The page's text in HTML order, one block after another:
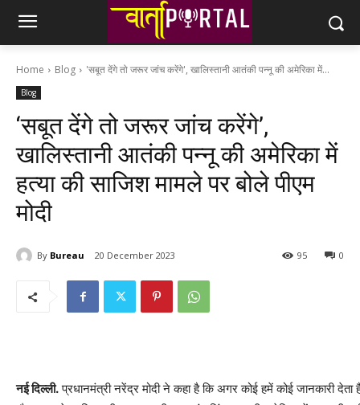
Home Blog 'सबूत देंगे तो जरूर जांच करेंगे', खालिस्‍तानी आतंकी पन्‍नू की अमेरिका में...
Blog
‘सबूत देंगे तो जरूर जांच करेंगे’,
खालिस्‍तानी आतंकी पन्‍नू की अमेरिका में
हत्‍या की साजिश मामले पर बोले पीएम
मोदी
By Bureau 20 December 2023 0
95
नई दिल्‍ली.प्रधानमंत्री नरेंद्र मोदी ने कहा है कि अगर कोई हमें कोई जानकारी